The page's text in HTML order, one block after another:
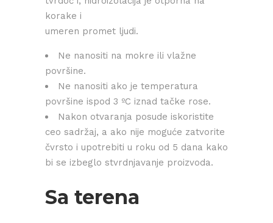
korake i
umeren promet ljudi.
Ne nanositi na mokre ili vlažne
površine.
Ne nanositi ako je temperatura
površine ispod 3 ºC iznad tačke rose.
Nakon otvaranja posude iskoristite
ceo sadržaj, a ako nije moguće zatvorite
čvrsto i upotrebiti u roku od 5 dana kako
bi se izbeglo stvrdnjavanje proizvoda.
Sa terena